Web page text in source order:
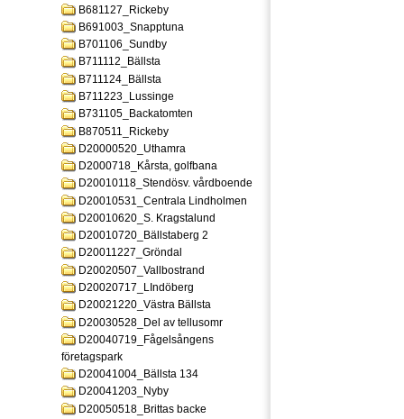
B681127_Rickeby
B691003_Snapptuna
B701106_Sundby
B711112_Bällsta
B711124_Bällsta
B711223_Lussinge
B731105_Backatomten
B870511_Rickeby
D20000520_Uthamra
D2000718_Kårsta, golfbana
D20010118_Stendösv. vårdboende
D20010531_Centrala Lindholmen
D20010620_S. Kragstalund
D20010720_Bällstaberg 2
D20011227_Gröndal
D20020507_Vallbostrand
D20020717_LIndöberg
D20021220_Västra Bällsta
D20030528_Del av tellusomr
D20040719_Fågelsångens
företagspark
D20041004_Bällsta 134
D20041203_Nyby
D20050518_Brittas backe